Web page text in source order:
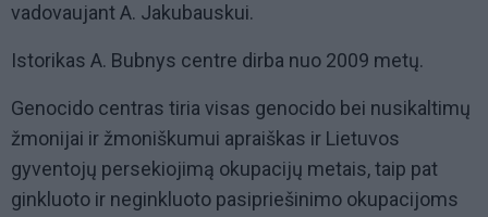
vadovaujant A. Jakubauskui.
Istorikas A. Bubnys centre dirba nuo 2009 metų.
Genocido centras tiria visas genocido bei nusikaltimų
žmonijai ir žmoniškumui apraiškas ir Lietuvos
gyventojų persekiojimą okupacijų metais, taip pat
ginkluoto ir neginkluoto pasipriešinimo okupacijoms